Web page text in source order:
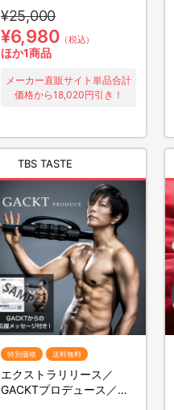
¥25,000
¥6,980 （税込）
ほか1商品
メーカー直販サイト単品合計
価格から18,020円引き！
TBS TASTE
特別価格 送料無料
エクストラリリース／
GACKTプロデュース／ス